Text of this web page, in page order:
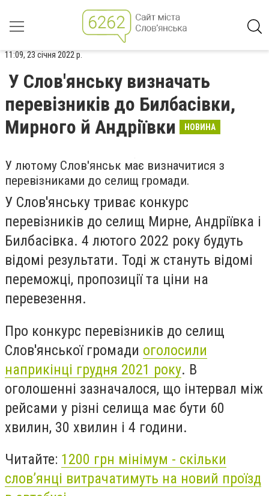
11:09, 23 січня 2022 р.
У Слов'янську визначать
перевізників до Билбасівки,
Мирного й Андріївки
НОВИНА
У лютому Слов'янськ має визначитися з
перевізниками до селищ громади.
У Слов'янську триває конкурс
перевізників до селищ Мирне, Андріївка і
Билбасівка. 4 лютого 2022 року будуть
відомі результати. Тоді ж стануть відомі
переможці, пропозиції та ціни на
перевезення.
Про конкурс перевізників до селищ
Слов'янської громади оголосили
наприкінці грудня 2021 року. В
оголошенні зазначалося, що інтервал між
рейсами у різні селища має бути 60
хвилин, 30 хвилин і 4 години.
Читайте: 1200 грн мінімум - скільки
слов’янці витрачатимуть на новий проїзд